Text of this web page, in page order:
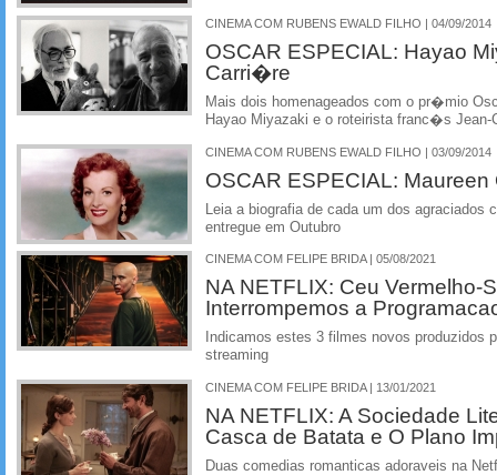
CINEMA COM RUBENS EWALD FILHO | 04/09/2014
OSCAR ESPECIAL: Hayao
Carri�re
Mais dois homenageados com o pr�mio
Hayao Miyazaki e o roteirista franc�s Jean-
CINEMA COM RUBENS EWALD FILHO | 03/09/2014
OSCAR ESPECIAL:
Leia a biografia de cada um dos agraciados
entregue em Outubro
CINEMA COM FELIPE BRIDA | 05/08/2021
NA NETFLIX: Ceu Vermelho-
Interrompemos a
Indicamos estes 3 filmes novos produzidos
streaming
CINEMA COM FELIPE BRIDA | 13/01/2021
NA NETFLIX: A Sociedade
Casca de Batata e O Plano
Duas comedias romanticas adoraveis na